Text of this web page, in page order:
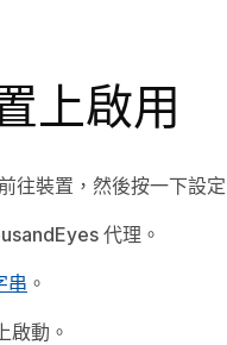
上啟用
往裝置 ，然後按一下設定
代理 。
串 。
啟動。